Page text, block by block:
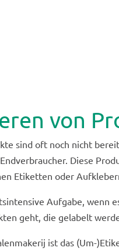
von
sind oft noch nicht
Diese
Etiketten oder
Aufgabe, wenn
geht, die gelabelt
ist das (Um-